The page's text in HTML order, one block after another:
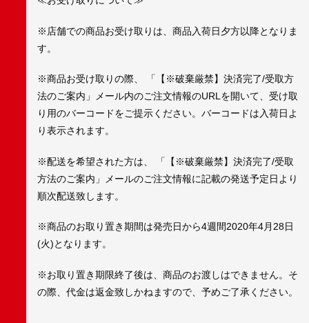
※店舗での商品お受け取りは、商品入荷日夕方以降となりま
す。
※商品お受け取りの際、 「【※破棄厳禁】決済完了/受取方
法のご案内」メール内のご注文情報のURLを開いて、受け取
り用のバーコードをご提示ください。バーコードは入荷日よ
り表示されます。
※配送を希望された方は、 「【※破棄厳禁】決済完了/受取
方法のご案内」メールのご注文情報に記載の発送予定日より
順次配送致します。
※商品のお取り置き期間は発売日から4週間2020年4月28日
(火)となります。
※お取り置き期限終了後は、商品のお渡しはできません。そ
の際、代金は返金致しかねますので、予めご了承ください。